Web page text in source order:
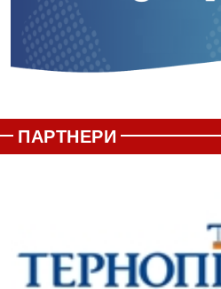
ПАРТНЕРИ